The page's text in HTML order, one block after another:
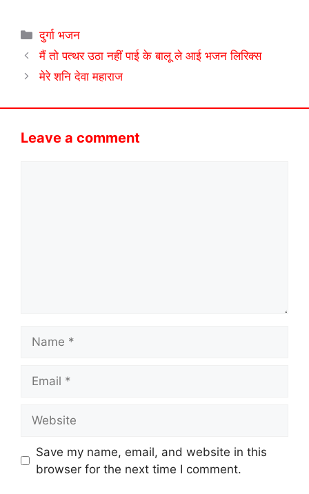
Categories
दुर्गा भजन
मैं तो पत्थर उठा नहीं पाई के बालू ले आई भजन लिरिक्स
मेरे शनि देवा महाराज
Leave a comment
Save my name, email, and website in this
browser for the next time I comment.